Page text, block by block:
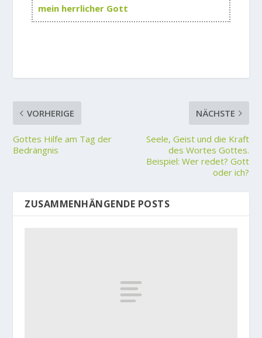
mein herrlicher Gott
VORHERIGE
Gottes Hilfe am Tag der
Bedrängnis
NÄCHSTE
Seele, Geist und die Kraft
des Wortes Gottes.
Beispiel: Wer redet? Gott
oder ich?
ZUSAMMENHÄNGENDE POSTS